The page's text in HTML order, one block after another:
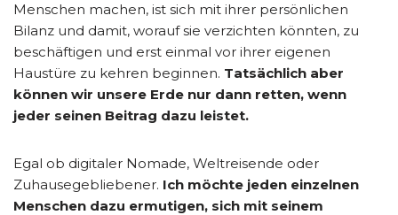
Menschen machen, ist sich mit ihrer persönlichen
Bilanz und damit, worauf sie verzichten könnten, zu
beschäftigen und erst einmal vor ihrer eigenen
Haustüre zu kehren beginnen. Tatsächlich aber
können wir unsere Erde nur dann retten, wenn
jeder seinen Beitrag dazu leistet.
Egal ob digitaler Nomade, Weltreisende oder
Zuhausegebliebener. Ich möchte jeden einzelnen
Menschen dazu ermutigen, sich mit seinem